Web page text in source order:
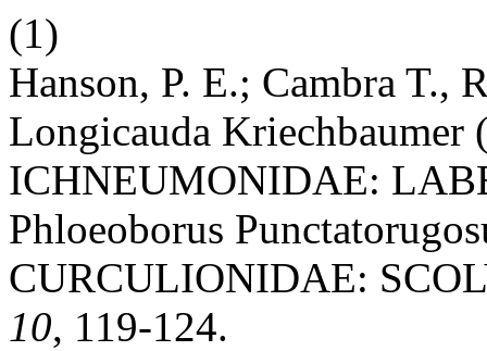
(1)
Hanson, P. E.; Cambra T.,
Longicauda
ICHNEUMONIDAE:
Phloeoborus
CURCULIONIDAE:
10, 119-124.